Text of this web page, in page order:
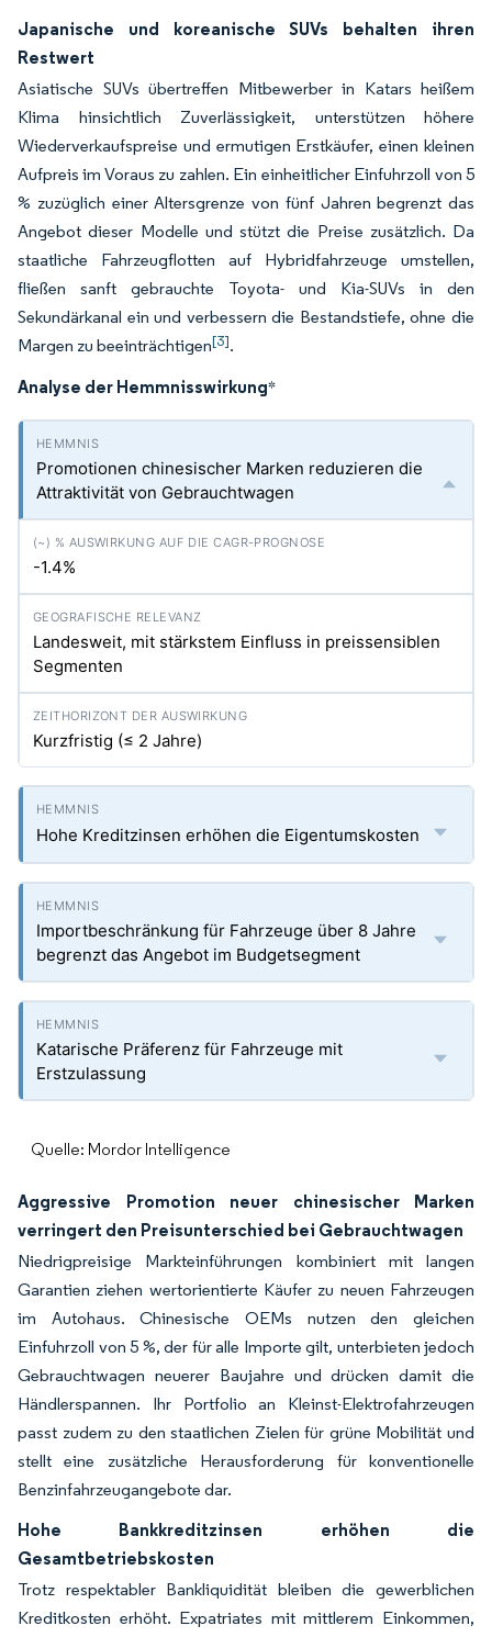
Japanische und koreanische SUVs behalten ihren
Restwert
Asiatische SUVs übertreffen Mitbewerber in Katars heißem
Klima hinsichtlich Zuverlässigkeit, unterstützen höhere
Wiederverkaufspreise und ermutigen Erstkäufer, einen kleinen
Aufpreis im Voraus zu zahlen. Ein einheitlicher Einfuhrzoll von 5
% zuzüglich einer Altersgrenze von fünf Jahren begrenzt das
Angebot dieser Modelle und stützt die Preise zusätzlich. Da
staatliche Fahrzeugflotten auf Hybridfahrzeuge umstellen,
fließen sanft gebrauchte Toyota- und Kia-SUVs in den
Sekundärkanal ein und verbessern die Bestandstiefe, ohne die
Margen zu beeinträchtigen[3].
Analyse der Hemmnisswirkung*
Promotionen chinesischer Marken reduzieren die
Attraktivität von Gebrauchtwagen
-1.4%
Landesweit, mit stärkstem Einfluss in preissensiblen
Segmenten
Kurzfristig (≤ 2 Jahre)
Hohe Kreditzinsen erhöhen die Eigentumskosten
Importbeschränkung für Fahrzeuge über 8 Jahre
begrenzt das Angebot im Budgetsegment
Katarische Präferenz für Fahrzeuge mit
Erstzulassung
Quelle: Mordor Intelligence
Aggressive Promotion neuer chinesischer Marken
verringert den Preisunterschied bei Gebrauchtwagen
Niedrigpreisige Markteinführungen kombiniert mit langen
Garantien ziehen wertorientierte Käufer zu neuen Fahrzeugen
im Autohaus. Chinesische OEMs nutzen den gleichen
Einfuhrzoll von 5 %, der für alle Importe gilt, unterbieten jedoch
Gebrauchtwagen neuerer Baujahre und drücken damit die
Händlerspannen. Ihr Portfolio an Kleinst-Elektrofahrzeugen
passt zudem zu den staatlichen Zielen für grüne Mobilität und
stellt eine zusätzliche Herausforderung für konventionelle
Benzinfahrzeugangebote dar.
Hohe Bankkreditzinsen erhöhen die
Gesamtbetriebskosten
Trotz respektabler Bankliquidität bleiben die gewerblichen
Kreditkosten erhöht. Expatriates mit mittlerem Einkommen,